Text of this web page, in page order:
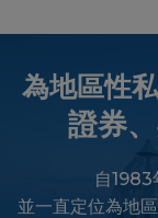
為地區性
證券
⾃1983
並⼀直定位為地